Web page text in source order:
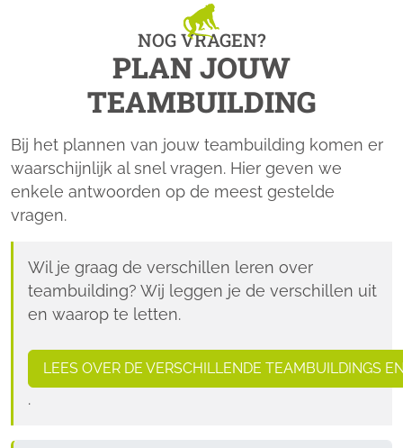
NOG VRAGEN?
PLAN JOUW
TEAMBUILDING
Bij het plannen van jouw teambuilding komen er
waarschijnlijk al snel vragen. Hier geven we
enkele antwoorden op de meest gestelde
vragen.
Wil je graag de verschillen leren over
teambuilding? Wij leggen je de verschillen uit
en waarop te letten.
LEES OVER DE VERSCHILLENDE TEAMBUILDINGS
.